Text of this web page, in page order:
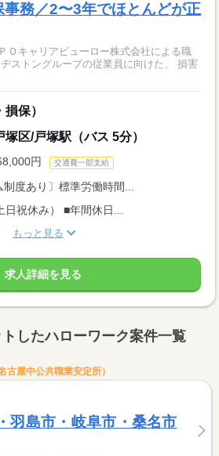
事務／2〜3年でほとんどが正
Ｏキャリアビューロー株式会社による職
ストングループの従業員に向けた、 損害
保）
区/戸塚駅（バス 5分）
円 交通費一部支給
制度あり〕標準労働時間...
祝休み） ■年間休日...
もっと見る
求人詳細を見る
したハローワーク案件一覧
古屋中公共職業安定所）
羽島市・岐阜市・桑名市